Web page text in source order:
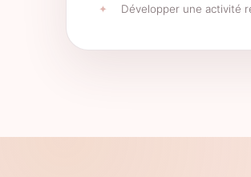
Développer une activité